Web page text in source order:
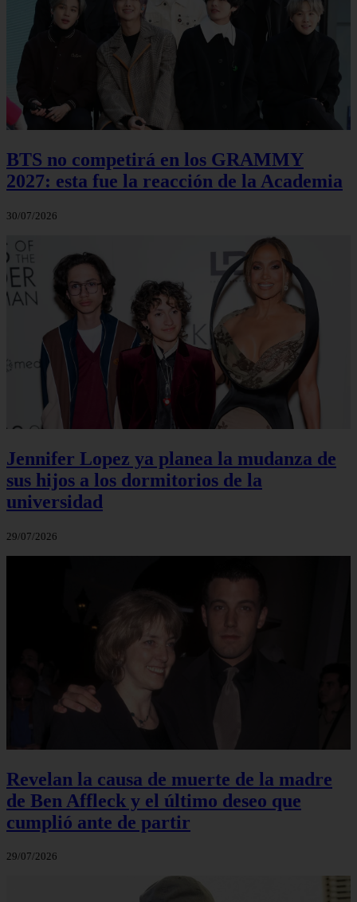
BTS no competirá en los GRAMMY
2027: esta fue la reacción de la Academia
30/07/2026
Jennifer Lopez ya planea la mudanza de
sus hijos a los dormitorios de la
universidad
29/07/2026
Revelan la causa de muerte de la madre
de Ben Affleck y el último deseo que
cumplió ante de partir
29/07/2026